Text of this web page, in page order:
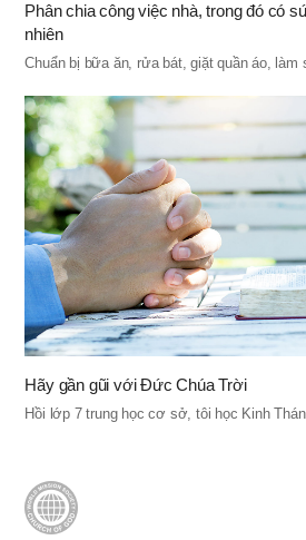
Phân chia công việc nhà, trong đó có
nhiên
Chuẩn bị bữa ăn, rửa bát, giặt quần áo,
Hãy gần gũi với Đức Chúa Trời
Hồi lớp 7 trung học cơ sở, tôi học Kinh